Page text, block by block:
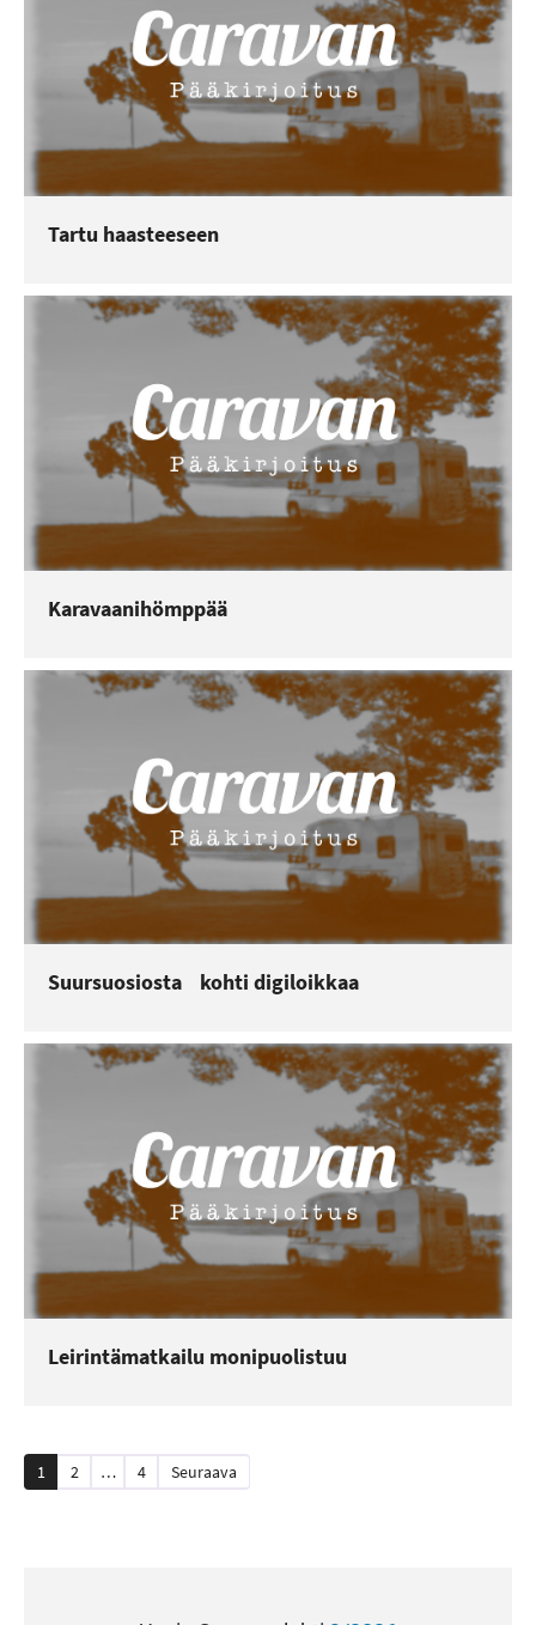
Tartu haasteeseen
Karavaanihömppää
Suursuosiosta kohti digiloikkaa
Leirintämatkailu monipuolistuu
Artikkelien
1 2 … 4 Seuraava